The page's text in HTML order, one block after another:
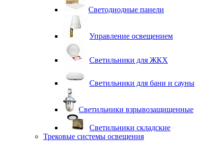
Светодиодные панели
Управление освещением
Светильники для ЖКХ
Светильники для бани и сауны
Светильники взрывозащищенные
Светильники складские
Трековые системы освещения